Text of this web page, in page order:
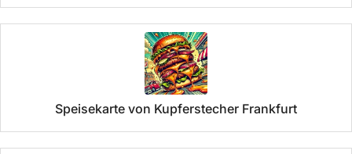
Speisekarte von Kupferstecher Frankfurt